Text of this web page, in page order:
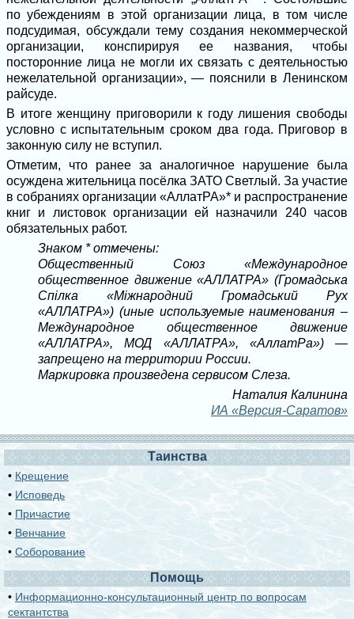
по убеждениям в этой организации лица, в том числе
подсудимая, обсуждали тему создания некоммерческой
организации, конспирируя ее названия, чтобы
посторонние лица не могли их связать с деятельностью
нежелательной организации», — пояснили в Ленинском
райсуде.
В итоге женщину приговорили к году лишения свободы
условно с испытательным сроком два года. Приговор в
законную силу не вступил.
Отметим, что ранее за аналогичное нарушение была
осуждена жительница посёлка ЗАТО Светлый. За участие
в собраниях организации «АллатРА»* и распространение
книг и листовок организации ей назначили 240 часов
обязательных работ.
Знаком * отмечены:
Общественный Союз «Международное
общественное движение «АЛЛАТРА» (Громадська
Спiлка «Мiжнародний Громадський Рух
«АЛЛАТРА») (иные используемые наименования –
Международное общественное движение
«АЛЛАТРА», МОД «АЛЛАТРА», «АллатРа») —
запрещено на территории России.
Маркировка произведена сервисом Слеза.
Наталия Калинина
ИА «Версия-Саратов»
Таинства
• Крещение
• Исповедь
• Причастие
• Венчание
•Соборование
Помощь
• Информационно-консультационный центр по вопросам
сектантства